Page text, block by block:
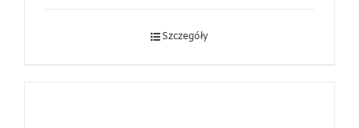
Szczegóły